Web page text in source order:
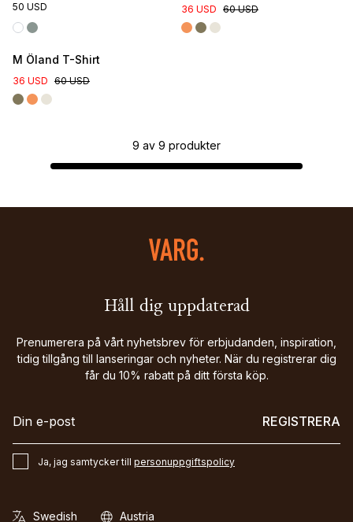
50 USD 36 USD 60 USD
M Öland T-Shirt
36 USD 60 USD
9 av 9 produkter
Håll dig uppdaterad
Prenumerera på vårt nyhetsbrev för erbjudanden, inspiration,
tidig tillgång till lanseringar och nyheter. När du registrerar dig
får du 10% rabatt på ditt första köp.
REGISTRERA
Ja, jag samtycker till personuppgiftspolicy